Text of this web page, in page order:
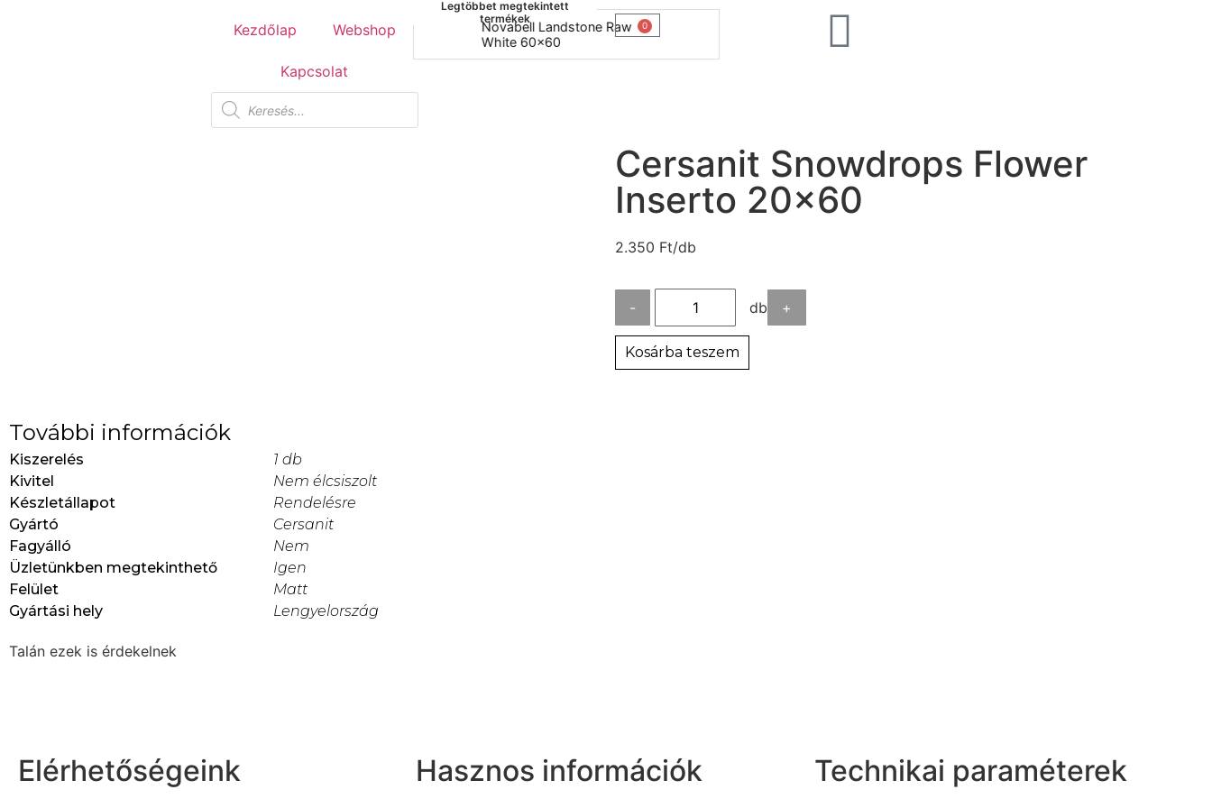
Kezdőlap Webshop
Kapcsolat
Legtöbbet megtekintett
termékek
Tuscania Durango Medium
Novabell Landstone Raw
White 60x60
0
Cersanit Snowdrops Flower
Inserto 20×60
2.350 Ft/db
- db +
Kosárba teszem
További információk
Kiszerelés
1 db
Kivitel
Nem élcsiszolt
Készletállapot
Rendelésre
Gyártó
Cersanit
Fagyálló
Nem
Üzletünkben megtekinthető
Igen
Felület
Matt
Gyártási hely
Lengyelország
Talán ezek is érdekelnek
Elérhetőségeink Hasznos információk Technikai paraméterek